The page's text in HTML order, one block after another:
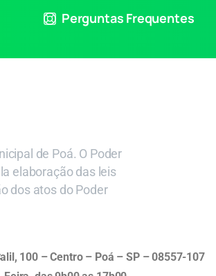
Perguntas Frequentes
de Poá. O Poder
elaboração das leis
dos atos do Poder
100 – Centro – Poá – SP – 08557-107